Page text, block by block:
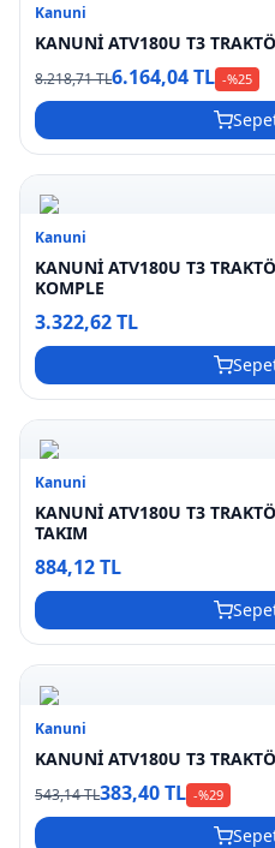
Kanuni
KANUNİ ATV180U T3
8.218,71 TL6.164,04 TL -%25
Kanuni
KANUNİ ATV180U T3
KOMPLE
3.322,62 TL
Kanuni
KANUNİ ATV180U T3
TAKIM
884,12 TL
Kanuni
KANUNİ ATV180U T3
543,14 TL383,40 TL -%29